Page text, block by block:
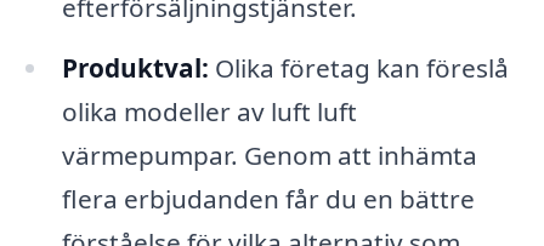
efterförsäljningstjänster.
Produktval: Olika företag kan föreslå
olika modeller av luft luft
värmepumpar. Genom att inhämta
flera erbjudanden får du en bättre